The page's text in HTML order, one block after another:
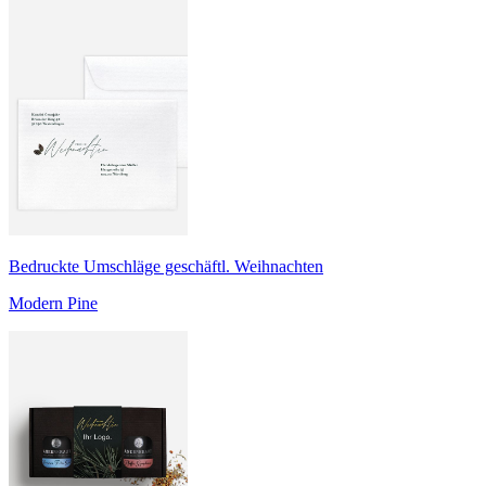
Bedruckte Umschläge geschäftl. Weihnachten
Modern Pine